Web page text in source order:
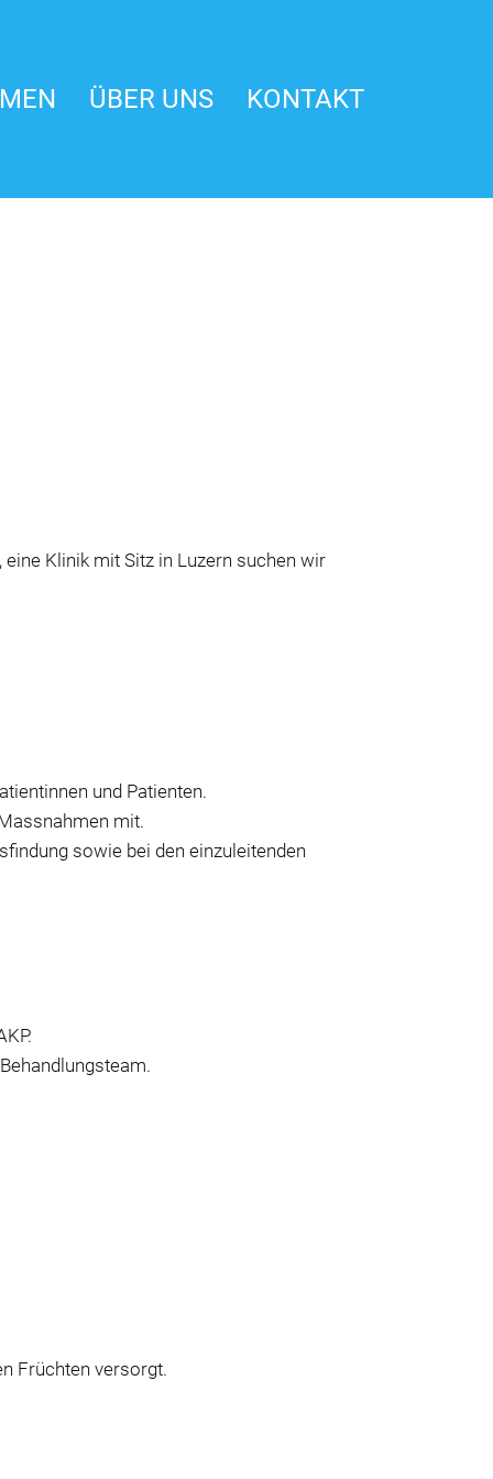
ÜBER UNS KONTAKT
Klinik mit Sitz in Luzern suchen wir
und Patienten.
mit.
sowie bei den einzuleitenden
Früchten versorgt.